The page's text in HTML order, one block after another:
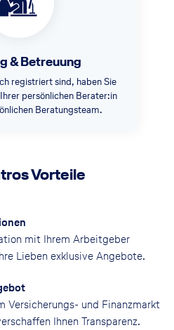
& Betreuung
registriert sind, haben Sie
persönlichen Berater:in
Beratungsteam.
Vorteile
mit Ihrem Arbeitgeber
Lieben exklusive Angebote.
Versicherungs- und Finanzmarkt
Ihnen Transparenz.